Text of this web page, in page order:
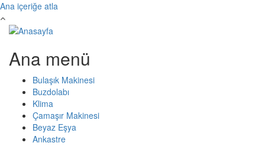
Ana içeriğe atla
Ana menü
Bulaşık Makinesi
Buzdolabı
Klima
Çamaşır Makinesi
Beyaz Eşya
Ankastre